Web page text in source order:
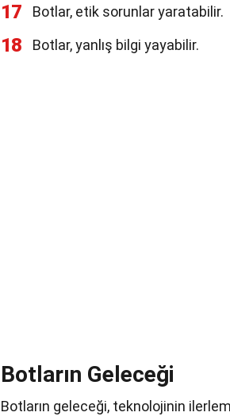
17 Botlar, etik sorunlar yaratabilir.
18 Botlar, yanlış bilgi yayabilir.
Botların Geleceği
Botların geleceği, teknolojinin